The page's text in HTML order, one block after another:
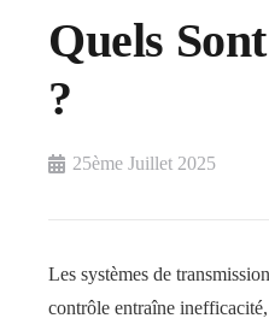
Quels
?
25ème Juillet 2025
Les systèmes de
contrôle entraîne